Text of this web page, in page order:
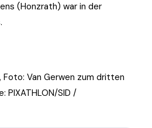
(Honzrath) war in der
Foto: Van Gerwen zum dritten
PIXATHLON/SID /